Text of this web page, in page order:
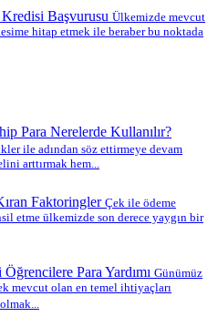
Başvurusu Ülkemizde mevcut
hitap etmek ile beraber bu noktada
Para Nerelerde Kullanılır?
ile adından söz ettirmeye devam
arttırmak hem...
Faktoringler Çek ile ödeme
etme ülkemizde son derece yaygın bir
Para Yardımı Günümüz
mevcut olan en temel ihtiyaçları